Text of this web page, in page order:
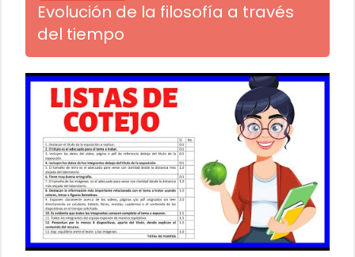
Evolución de la filosofía a través
del tiempo